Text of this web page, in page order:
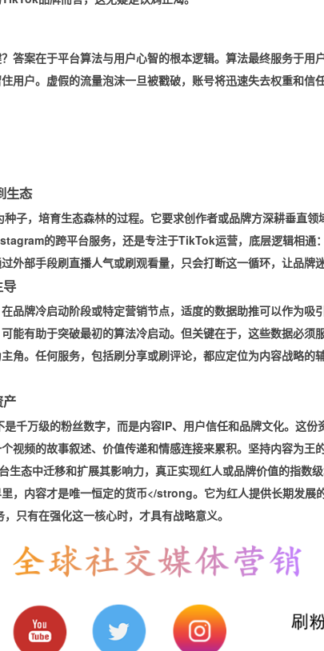
？答案在于平台算法与用户心智的根本逻辑。算法最终服务于用
用户。虚假的流量泡沫一旦被戳破，账号将迅速失去权重和信
生态
种子，培育生态森林的过程。它要求创作者或品牌方深耕垂直领
的跨平台服务，还是专注于TikTok运营，底层逻辑相通：
外部手段刷直播人气或刷观看量，只会打断这一循环，让品牌
导
品牌冷启动阶段或特定营销节点，适度的数据助推可以作为吸
能有助于突破最初的算法冷启动。但关键在于，这些数据必须
角。任何服务，包括刷分享或刷评论，都应定位为内容战略的
产
千万级的粉丝数字，而是内容IP、用户信任和品牌文化。这份
视频的故事叙述、价值传递和情感连接来累积。坚持内容为王
生态中迁移和扩展其影响力，真正实现红人或品牌价值的指数级
， 内容才是唯一恒定的货币</strong。它为红人提供长期发展
只有在强化这一核心时，才具有战略意义。